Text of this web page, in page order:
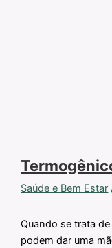
Saúde e Bem Estar
Quando se trata
podem dar uma